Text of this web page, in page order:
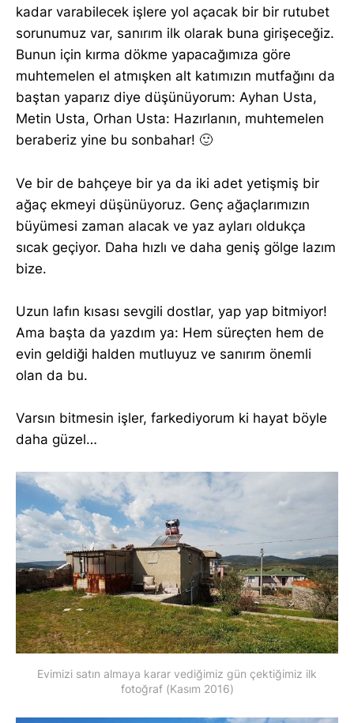
kadar varabilecek işlere yol açacak bir bir rutubet
sorunumuz var, sanırım ilk olarak buna girişeceğiz.
Bunun için kırma dökme yapacağımıza göre
muhtemelen el atmışken alt katımızın mutfağını da
baştan yaparız diye düşünüyorum: Ayhan Usta,
Metin Usta, Orhan Usta: Hazırlanın, muhtemelen
beraberiz yine bu sonbahar! 🙂
Ve bir de bahçeye bir ya da iki adet yetişmiş bir
ağaç ekmeyi düşünüyoruz. Genç ağaçlarımızın
büyümesi zaman alacak ve yaz ayları oldukça
sıcak geçiyor. Daha hızlı ve daha geniş gölge lazım
bize.
Uzun lafın kısası sevgili dostlar, yap yap bitmiyor!
Ama başta da yazdım ya: Hem süreçten hem de
evin geldiği halden mutluyuz ve sanırım önemli
olan da bu.
Varsın bitmesin işler, farkediyorum ki hayat böyle
daha güzel…
Evimizi satın almaya karar vediğimiz gün çektiğimiz ilk
fotoğraf (Kasım 2016)